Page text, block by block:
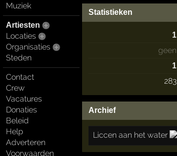
Muziek
Artiesten
Locaties
Organisaties
Steden
Contact
Crew
Vacatures
Donaties
Beleid
Help
Adverteren
Voorwaarden
Statistieken
1
geen
1
283
Archief
Liccen aan het water